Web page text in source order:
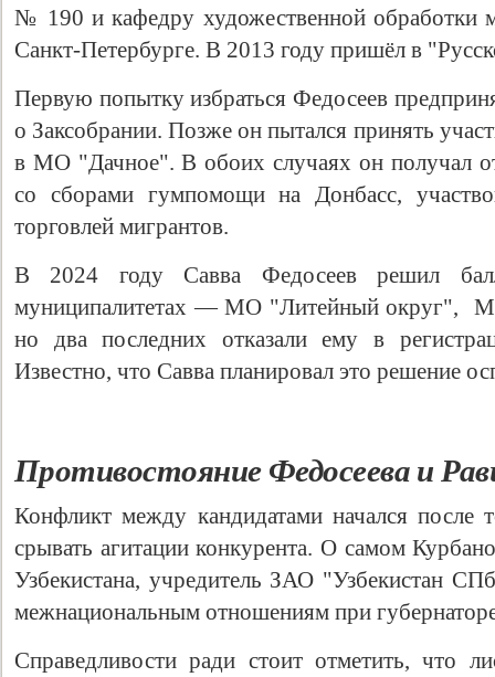
№ 190 и кафедру художественной обработки
Санкт-Петербурге. В 2013 году пришёл в
Первую попытку избраться Федосеев
о Заксобрании. Позже он пытался принять
в МО "Дачное". В обоих случаях он получал
со сборами гумпомощи на Донбасс,
торговлей мигрантов.
В 2024 году Савва Федосеев решил
муниципалитетах — МО "Литейный округ",
но два последних отказали ему в
Известно, что Савва планировал это решение
Противостояние Федосеева и
Конфликт между кандидатами начался после
срывать агитации конкурента. О самом
Узбекистана, учредитель ЗАО "Узбекистан
межнациональным отношениям при
Справедливости ради стоит отметить, что